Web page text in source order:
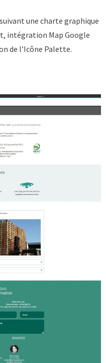
une charte graphique
intégration Map Google
de l’Icône Palette.